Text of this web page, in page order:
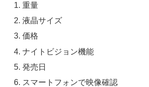
重量
液晶サイズ
価格
ナイトビジョン機能
発売日
スマートフォンで映像確認